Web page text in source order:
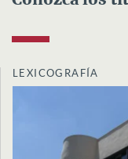
LEXICOGRAFÍA